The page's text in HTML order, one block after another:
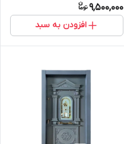
9,500,000
افزودن به سبد